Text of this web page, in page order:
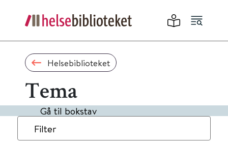
Helsebiblioteket
Tema
Gå til bokstav
Filter